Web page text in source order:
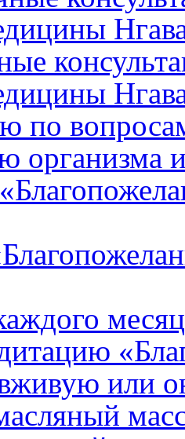
по
организма
или